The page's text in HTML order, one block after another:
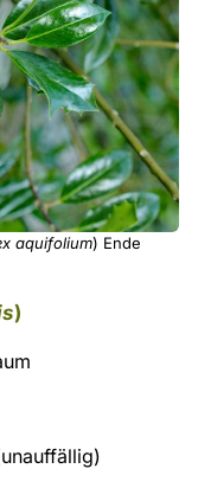
aquifolium) Ende
)